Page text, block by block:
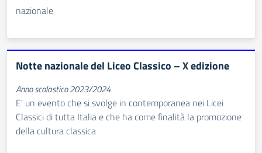
nazionale
Notte nazionale del Liceo Classico – X edizione
Anno scolastico 2023/2024
E' un evento che si svolge in contemporanea nei Licei
Classici di tutta Italia e che ha come finalità la promozione
della cultura classica